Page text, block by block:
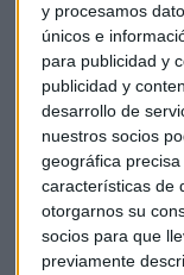
y procesamos
únicos e
para publicidad y
publicidad y
desarrollo de
nuestros socios
geográfica
características de
otorgarnos su
socios para que
previamente
Superación
Un análisis
financieras han
durante el período
para el sector
Esta tendencia
sector que
plazo.